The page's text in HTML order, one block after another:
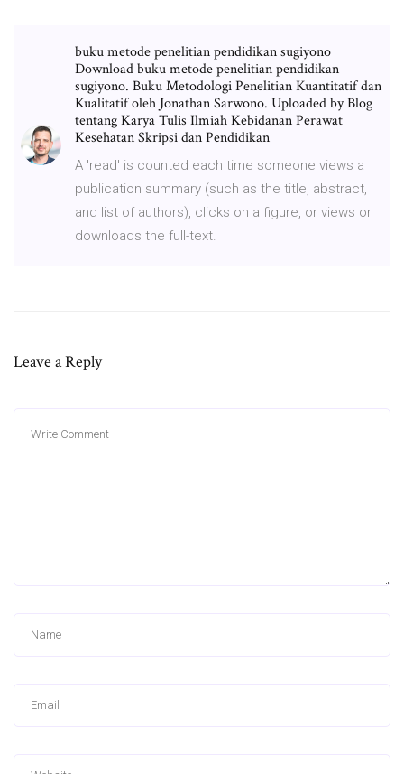
buku metode penelitian pendidikan sugiyono
Download buku metode penelitian pendidikan
sugiyono. Buku Metodologi Penelitian Kuantitatif dan
Kualitatif oleh Jonathan Sarwono. Uploaded by Blog
tentang Karya Tulis Ilmiah Kebidanan Perawat
Kesehatan Skripsi dan Pendidikan
A 'read' is counted each time someone views a
publication summary (such as the title, abstract,
and list of authors), clicks on a figure, or views or
downloads the full-text.
Leave a Reply